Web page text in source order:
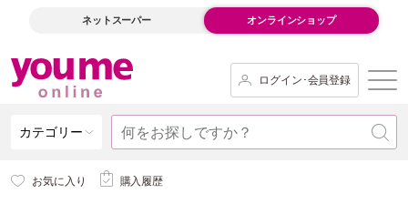
ネットスーパー オンラインショップ
ログイン･会員登録
カテゴリー
お気に入り 購入履歴